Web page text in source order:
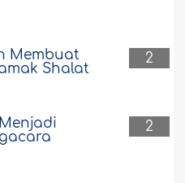
2
Membuat
Shalat
2